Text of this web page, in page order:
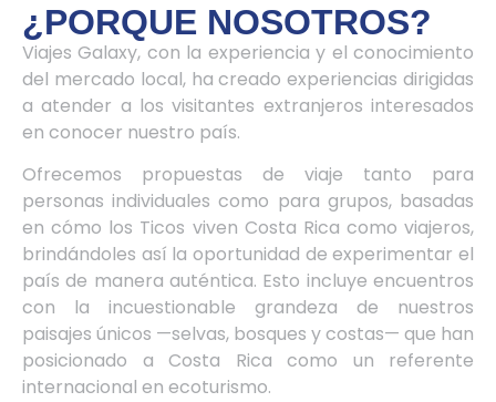
¿PORQUE NOSOTROS?
Viajes Galaxy, con la experiencia y el conocimiento
del mercado local, ha creado experiencias dirigidas
a atender a los visitantes extranjeros interesados
en conocer nuestro país.
Ofrecemos propuestas de viaje tanto para
personas individuales como para grupos, basadas
en cómo los Ticos viven Costa Rica como viajeros,
brindándoles así la oportunidad de experimentar el
país de manera auténtica. Esto incluye encuentros
con la incuestionable grandeza de nuestros
paisajes únicos —selvas, bosques y costas— que han
posicionado a Costa Rica como un referente
internacional en ecoturismo.